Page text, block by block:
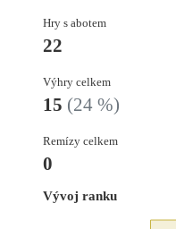
Hry s abotem
22
Výhry celkem
15 (24 %)
Remízy celkem
0
Vývoj ranku